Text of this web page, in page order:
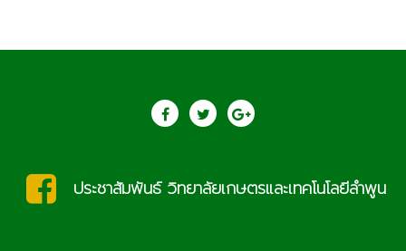
ประชาสัมพันธ์ วิทยาลัยเกษตรและเทคโนโลยีลำพูน